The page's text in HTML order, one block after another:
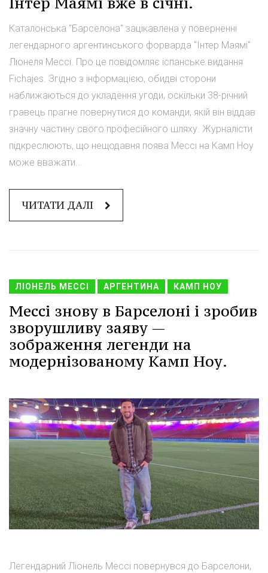
Каталонська "Барселона" зацікавлена у поверненні
легендарного аргентинського форварда "Інтер Маямі"
Ліонеля Мессі. Про це повідомляє іспанське видання
Fichajes. Згідно з інформацією, обидві сторони
наближаються до укладення угоди, оскільки 38-річний
гравець прагне повернутися до команди, якій він віддав
значну частину свого професійного шляху. Журналісти
підкреслюють, що нещодавня поява Мессі на Камп Ноу
може вважати...
ЧИТАТИ ДАЛІ
ЛІОНЕЛЬ МЕССІ АРГЕНТИНА КАМП НОУ
Мессі знову в Барселоні і зробив
зворушливу заяву —
зображення легенди на
модернізованому Камп Ноу.
Легендарний Ліонель Мессі повернувся до Барселони,